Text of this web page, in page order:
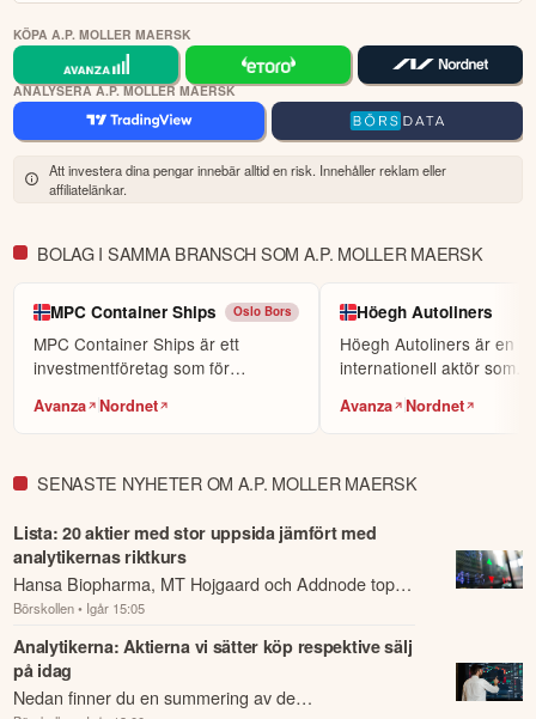
KÖPA A.P. MOLLER MAERSK
ANALYSERA A.P. MOLLER MAERSK
Att investera dina pengar innebär alltid en risk. Innehåller reklam eller
affiliatelänkar.
BOLAG I SAMMA BRANSCH SOM A.P. MOLLER MAERSK
MPC Container Ships Oslo Bors
MPC Container Ships är ett
investmentföretag som för
Avanza Nordnet
Höegh Autoliners
Höegh Autoliners är en
internationell aktör som
Avanza Nordnet
SENASTE NYHETER OM A.P. MOLLER MAERSK
Lista: 20 aktier med stor uppsida jämfört med
analytikernas riktkurs
Hansa Biopharma, MT Hojgaard och Addnode toppar
listan över aktierna med störst uppsida sett till
analytikernas snittriktkurs rullande 4 mån...
Börskollen • Igår 15:05
Analytikerna: Aktierna vi sätter köp respektive sälj
på idag
Nedan finner du en summering av de